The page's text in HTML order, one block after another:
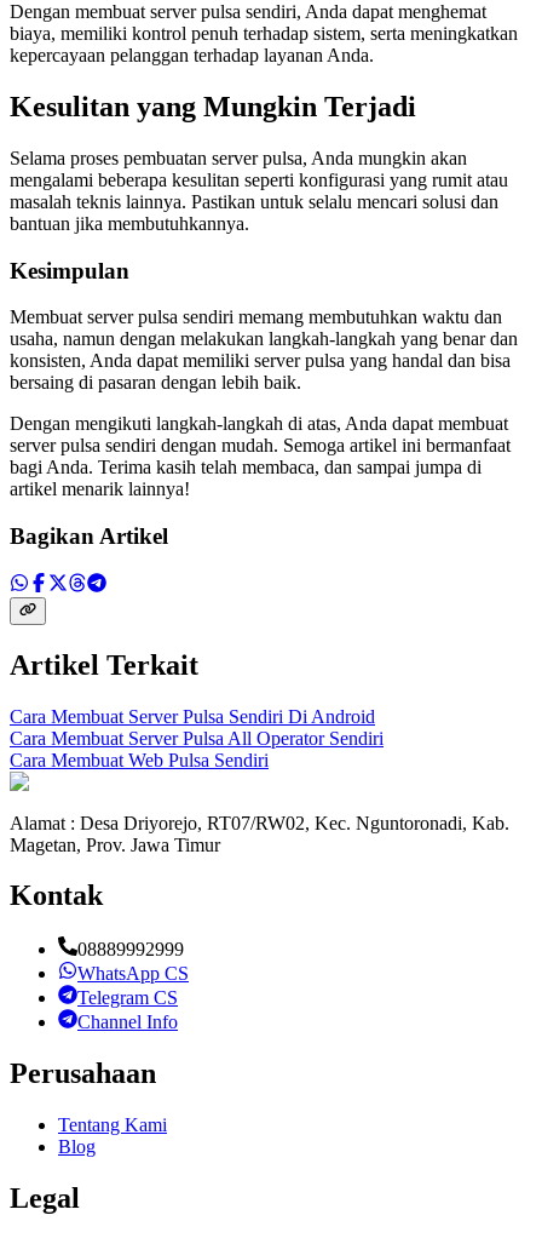
Dengan membuat server pulsa sendiri, Anda dapat menghemat
biaya, memiliki kontrol penuh terhadap sistem, serta meningkatkan
kepercayaan pelanggan terhadap layanan Anda.
Kesulitan yang Mungkin Terjadi
Selama proses pembuatan server pulsa, Anda mungkin akan
mengalami beberapa kesulitan seperti konfigurasi yang rumit atau
masalah teknis lainnya. Pastikan untuk selalu mencari solusi dan
bantuan jika membutuhkannya.
Kesimpulan
Membuat server pulsa sendiri memang membutuhkan waktu dan
usaha, namun dengan melakukan langkah-langkah yang benar dan
konsisten, Anda dapat memiliki server pulsa yang handal dan bisa
bersaing di pasaran dengan lebih baik.
Dengan mengikuti langkah-langkah di atas, Anda dapat membuat
server pulsa sendiri dengan mudah. Semoga artikel ini bermanfaat
bagi Anda. Terima kasih telah membaca, dan sampai jumpa di
artikel menarik lainnya!
Bagikan Artikel
Artikel Terkait
Cara Membuat Server Pulsa Sendiri Di Android
Cara Membuat Server Pulsa All Operator Sendiri
Cara Membuat Web Pulsa Sendiri
Alamat : Desa Driyorejo, RT07/RW02, Kec. Nguntoronadi, Kab.
Magetan, Prov. Jawa Timur
Kontak
08889992999
WhatsApp CS
Telegram CS
Channel Info
Perusahaan
Tentang Kami
Blog
Legal